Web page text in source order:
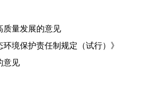
质量发展的意见
境保护责任制规定（试行）》
意见